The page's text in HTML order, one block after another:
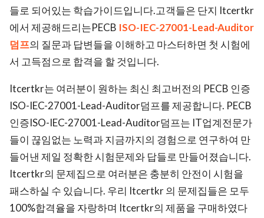
들로 되어있는 학습가이드입니다.고객들은 단지 Itcertkr
에서 제공해드리는PECB ISO-IEC-27001-Lead-Auditor
덤프의 질문과 답변들을 이해하고 마스터하면 첫 시험에
서 고득점으로 합격을 할 것입니다.
Itcertkr는 여러분이 원하는 최신 최고버전의 PECB 인증
ISO-IEC-27001-Lead-Auditor덤프를 제공합니다. PECB
인증ISO-IEC-27001-Lead-Auditor덤프는 IT업계전문가
들이 끊임없는 노력과 지금까지의 경험으로 연구하여 만
들어낸 제일 정확한 시험문제와 답들로 만들어졌습니다.
Itcertkr의 문제집으로 여러분은 충분히 안전이 시험을
패스하실 수 있습니다. 우리 Itcertkr 의 문제집들은 모두
100%합격율을 자랑하며 Itcertkr의 제품을 구매하였다